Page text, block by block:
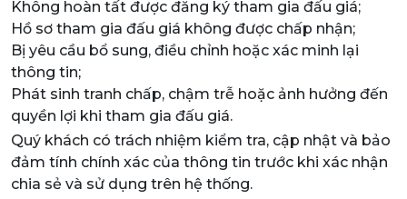
Không hoàn tất được đăng ký tham gia đấu giá;
Hồ sơ tham gia đấu giá không được chấp nhận;
Bị yêu cầu bổ sung, điều chỉnh hoặc xác minh lại
thông tin;
Phát sinh tranh chấp, chậm trễ hoặc ảnh hưởng đến
quyền lợi khi tham gia đấu giá.
Quý khách có trách nhiệm kiểm tra, cập nhật và bảo
đảm tính chính xác của thông tin trước khi xác nhận
chia sẻ và sử dụng trên hệ thống.